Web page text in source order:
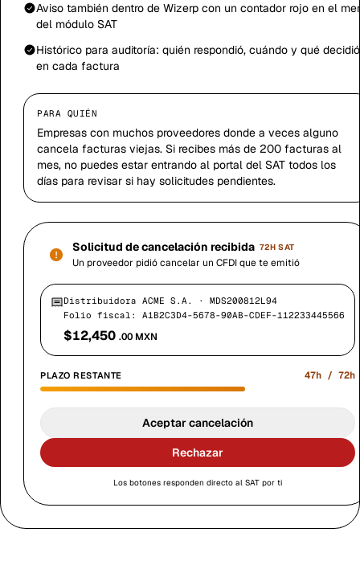
Aviso también dentro de Wizerp con un contador rojo en el
del módulo SAT
Histórico para auditoría: quién respondió, cuándo y qué decidió
en cada factura
PARA QUIÉN
Empresas con muchos proveedores donde a veces alguno
cancela facturas viejas. Si recibes más de 200 facturas al
mes, no puedes estar entrando al portal del SAT todos los
días para revisar si hay solicitudes pendientes.
Solicitud de cancelación recibida 72H SAT
Un proveedor pidió cancelar un CFDI que te emitió
Distribuidora ACME S.A. · MDS200812L94
Folio fiscal: A1B2C3D4-5678-90AB-CDEF-112233445566
$12,450 .00 MXN
PLAZO RESTANTE 47h / 72h
Aceptar cancelación
Rechazar
Los botones responden directo al SAT por ti